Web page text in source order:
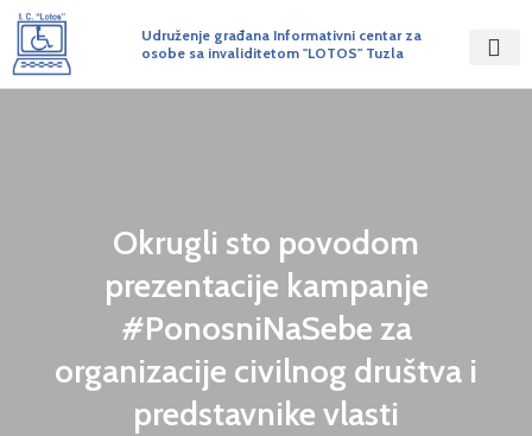
Udruženje građana Informativni centar za
osobe sa invaliditetom "LOTOS" Tuzla
Okrugli sto povodom
prezentacije kampanje
#PonosniNaSebe za
organizacije civilnog društva i
predstavnike vlasti